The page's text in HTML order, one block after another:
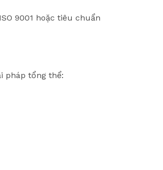
9001 hoặc tiêu chuẩn
pháp tổng thể: